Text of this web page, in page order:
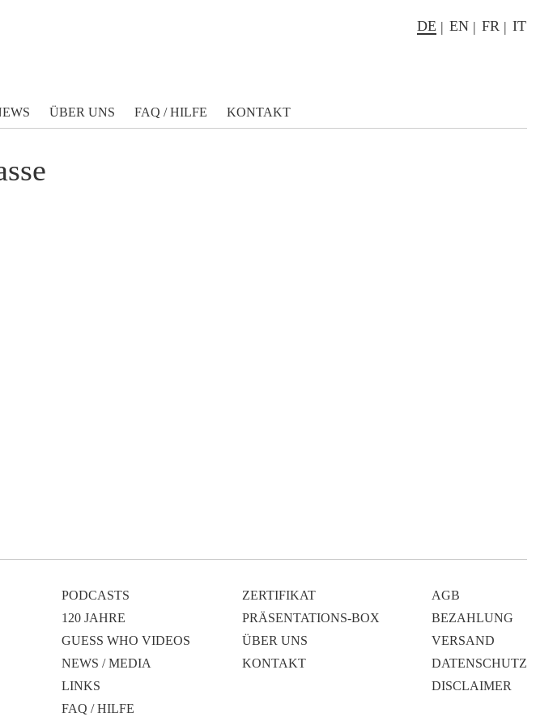
ÜBER UNS FAQ / HILFE KONTAKT
DE EN FR IT
PODCASTS
120 JAHRE
GUESS WHO VIDEOS
NEWS / MEDIA
LINKS
FAQ / HILFE
ZERTIFIKAT
PRÄSENTATIONS-BOX
ÜBER UNS
KONTAKT
AGB
BEZAHLUNG
VERSAND
DATENSCHUTZ
DISCLAIMER